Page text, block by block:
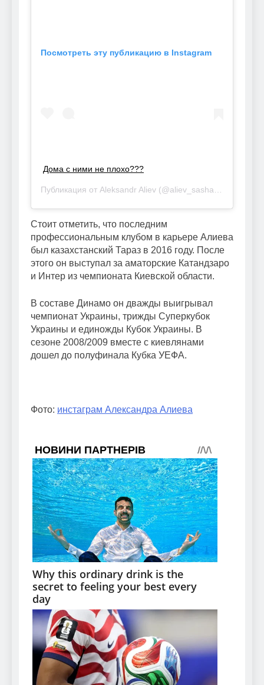
Посмотреть эту публикацию в Instagram
Дома с ними не плохо???
Стоит отметить, что последним
профессиональным клубом в карьере Алиева
был казахстанский Тараз в 2016 году. После
этого он выступал за аматорские Катандзаро
и Интер из чемпионата Киевской области.
В составе Динамо он дважды выигрывал
чемпионат Украины, трижды Суперкубок
Украины и единожды Кубок Украины. В
сезоне 2008/2009 вместе с киевлянами
дошел до полуфинала Кубка УЕФА.
Фото: инстаграм Александра Алиева